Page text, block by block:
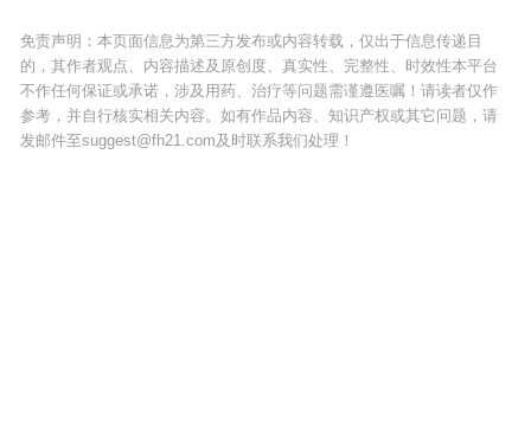
免责声明：本页面信息为第三方发布或内容转载，仅出于信息传递目
的，其作者观点、内容描述及原创度、真实性、完整性、时效性本平台
不作任何保证或承诺，涉及用药、治疗等问题需谨遵医嘱！请读者仅作
参考，并自行核实相关内容。如有作品内容、知识产权或其它问题，请
发邮件至suggest@fh21.com及时联系我们处理！